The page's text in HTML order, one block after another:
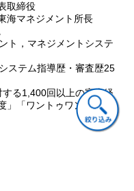
線の人事評価制度
価（相対評価ではな
やすい→会社の業績アッ
専用の人事評価制度
きる
取締役
海マネジメント所長
ト，マネジメントシステ
ステム指導歴・審査歴25
る1,400回以上の審査経
「ワントゥワン人事管